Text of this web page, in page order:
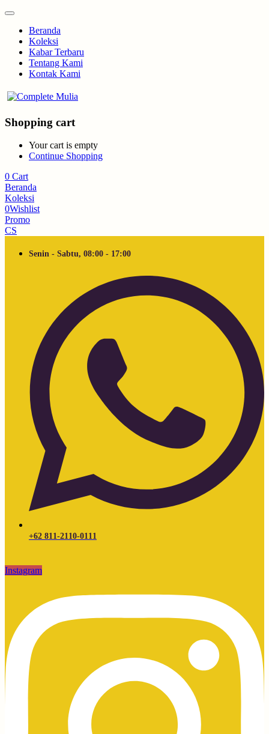
Beranda
Koleksi
Kabar Terbaru
Tentang Kami
Kontak Kami
Shopping cart
Your cart is empty
Continue Shopping
0 Cart
Beranda
Koleksi
0Wishlist
Promo
CS
Senin - Sabtu, 08:00 - 17:00
+62 811-2110-0111
Instagram